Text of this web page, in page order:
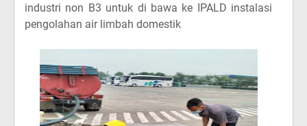
industri non B3 untuk di bawa ke IPALD instalasi
pengolahan air limbah domestik